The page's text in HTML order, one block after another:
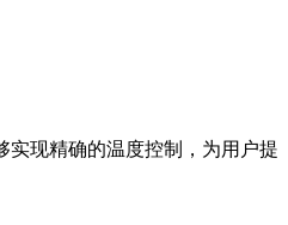
实现精确的温度控制，为用户提